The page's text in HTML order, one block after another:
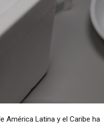
América Latina y el Caribe ha